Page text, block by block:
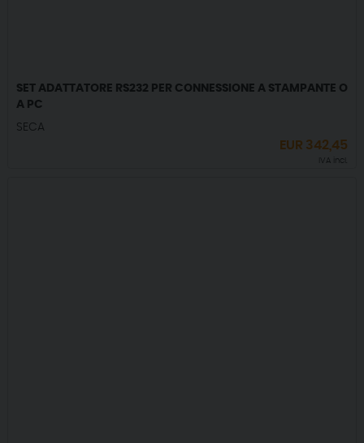
SET ADATTATORE RS232 PER CONNESSIONE A STAMPANTE O
A PC
SECA
EUR 342,45
IVA incl.